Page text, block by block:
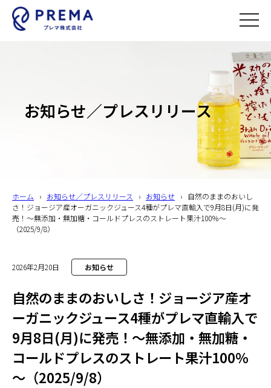
toggle
お知らせ／プレスリリース
ホーム › お知らせ／プレスリリース › お知らせ ›
自然のままのおいし
さ！ジョージア産オーガニックジュース4種がプレマ直輸入で9月8日(月)に発
売！～無添加・無加糖・コールドプレスのストレート果汁100％～
（2025/9/8）
2026年2月20日 お知らせ
自然のままのおいしさ！ジョージア産オ
ーガニックジュース4種がプレマ直輸入で
9月8日(月)に発売！～無添加・無加糖・
コールドプレスのストレート果汁100％
～（2025/9/8）